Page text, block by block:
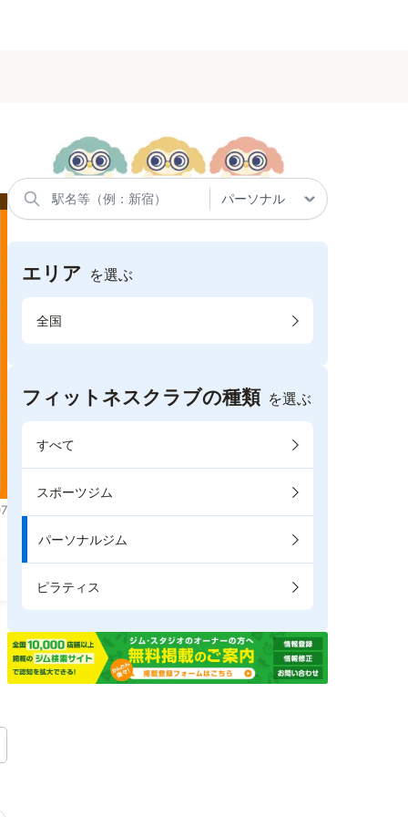
エリア を選ぶ
全国
フィットネスクラブの種類 を選ぶ
すべて
スポーツジム
パーソナルジム
ピラティス